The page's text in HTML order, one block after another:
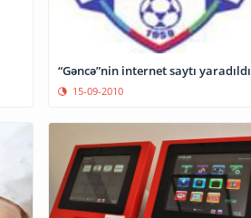
“Gəncə”nin internet saytı yaradıldı
15-09-2010